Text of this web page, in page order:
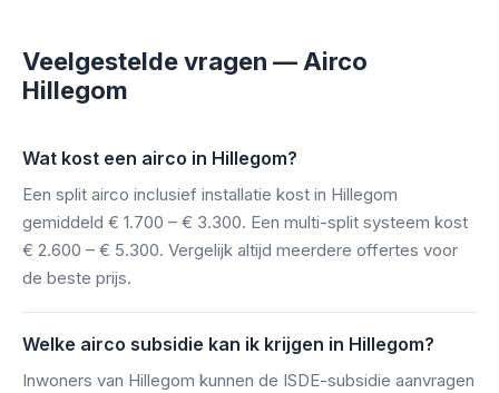
Veelgestelde vragen — Airco
Hillegom
Wat kost een airco in Hillegom?
Een split airco inclusief installatie kost in Hillegom
gemiddeld € 1.700 – € 3.300. Een multi-split systeem kost
€ 2.600 – € 5.300. Vergelijk altijd meerdere offertes voor
de beste prijs.
Welke airco subsidie kan ik krijgen in Hillegom?
Inwoners van Hillegom kunnen de ISDE-subsidie aanvragen